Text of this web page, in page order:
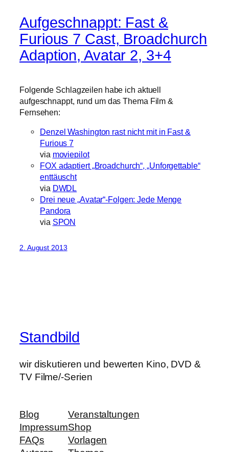
Aufgeschnappt: Fast &
Furious 7 Cast, Broadchurch
Adaption, Avatar 2, 3+4
Folgende Schlagzeilen habe ich aktuell
aufgeschnappt, rund um das Thema Film &
Fernsehen:
Denzel Washington rast nicht mit in Fast &
Furious 7
via moviepilot
FOX adaptiert „Broadchurch“, „Unforgettable“
enttäuscht
via DWDL
Drei neue „Avatar“-Folgen: Jede Menge
Pandora
via SPON
2. August 2013
Standbild
wir diskutieren und bewerten Kino, DVD &
TV Filme/-Serien
Blog
Impressum
FAQs
Veranstaltungen
Shop
Vorlagen